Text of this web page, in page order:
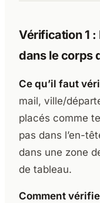
Vérification 1
dans le corps
Ce qu’il faut
mail, ville/
placés comme
pas dans l’en-
dans une zone
de tableau.
Comment